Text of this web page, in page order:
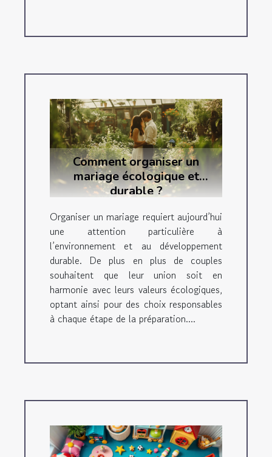
Comment organiser un
mariage écologique et
durable ?
Organiser un mariage requiert aujourd’hui
une attention particulière à
l’environnement et au développement
durable. De plus en plus de couples
souhaitent que leur union soit en
harmonie avec leurs valeurs écologiques,
optant ainsi pour des choix responsables
à chaque étape de la préparation....